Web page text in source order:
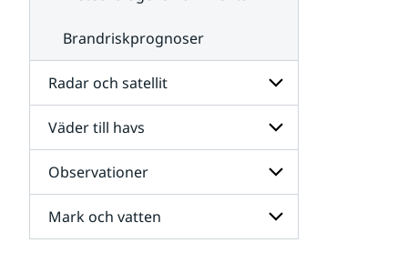
Brandriskprognoser
Radar och satellit
Undersidor
för
Radar
och
satellit
Väder till havs
Undersidor
för
Väder
till
havs
Observationer
Undersidor
för
Mark och vatten